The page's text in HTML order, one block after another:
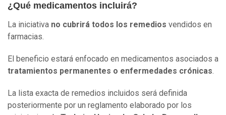
¿Qué medicamentos incluirá?
La iniciativa no cubrirá todos los remedios vendidos en
farmacias.
El beneficio estará enfocado en medicamentos asociados a
tratamientos permanentes o enfermedades crónicas.
La lista exacta de remedios incluidos será definida
posteriormente por un reglamento elaborado por los